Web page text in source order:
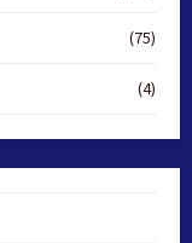
(75)
(4)